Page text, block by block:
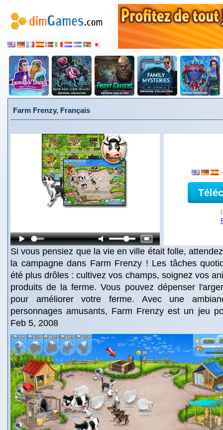
Farm Frenzy, Français
Si vous pensiez que la vie en ville était folle,
la campagne dans Farm Frenzy ! Les tâches
été plus drôles : cultivez vos champs, soignez vos
produits de la ferme. Vous pouvez dépenser
pour améliorer votre ferme. Avec une
personnages amusants, Farm Frenzy est un jeu
Feb 5, 2008